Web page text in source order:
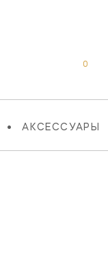
• АКСЕССУАРЫ
0